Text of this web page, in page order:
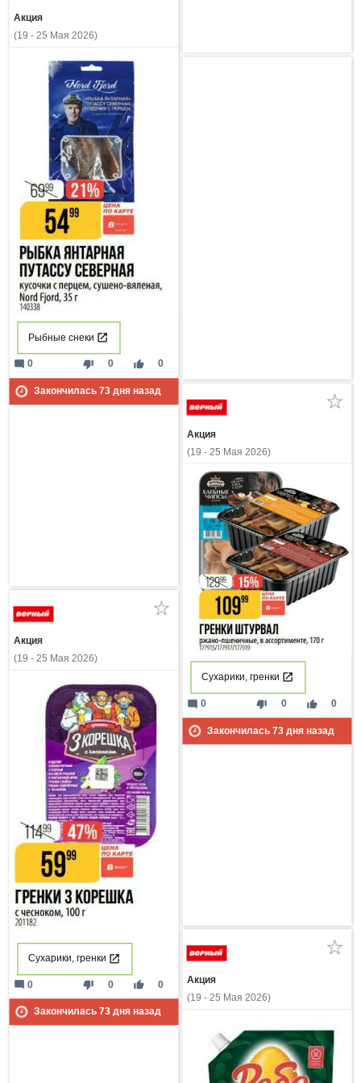
Акция
(19 - 25 Мая 2026)
Рыбные снеки
thumb_down 0 thumb_up 0
mode_comment 0
Закончилась 73дня назад
Акция
(19 - 25 Мая 2026)
Сухарики, гренки
thumb_down 0 thumb_up 0
mode_comment 0
Закончилась 73дня назад
Акция
(19 - 25 Мая 2026)
Сухарики, гренки
thumb_down 0 thumb_up 0
mode_comment 0
Закончилась 73дня назад
Акция
(19 - 25 Мая 2026)